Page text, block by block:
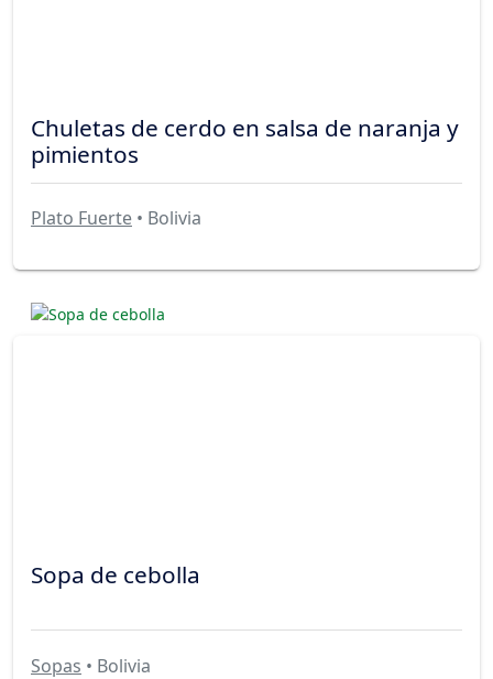
Chuletas de cerdo en salsa de naranja y
pimientos
Plato Fuerte • Bolivia
Sopa de cebolla
Sopas • Bolivia